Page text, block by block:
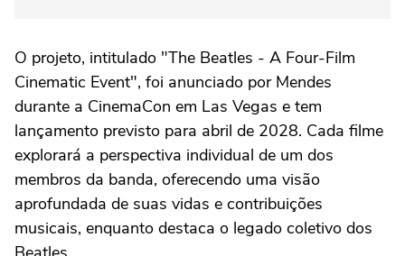
O projeto, intitulado "The Beatles - A Four-Film
Cinematic Event", foi anunciado por Mendes
durante a CinemaCon em Las Vegas e tem
lançamento previsto para abril de 2028. Cada filme
explorará a perspectiva individual de um dos
membros da banda, oferecendo uma visão
aprofundada de suas vidas e contribuições
musicais, enquanto destaca o legado coletivo dos